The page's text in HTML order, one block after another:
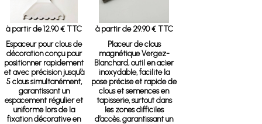
à partir de 12.90 € TTC
Espaceur pour clous de
décorationconçu pour
positionner rapidement
et avec précision jusqu’à
5 clous simultanément,
garantissant un
espacement régulier et
uniforme lors de la
fixation décorative en
à partir de 29.90 € TTC
Placeur de clous
magnétique Vergez-
Blanchard, outil en acier
inoxydable, facilite la
pose précise et rapide de
clous et semences en
tapisserie, surtout dans
les zones difficiles
d’accès, garantissant un